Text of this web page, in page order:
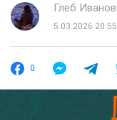
Глеб Иванов
5.03.2026 20:55
0